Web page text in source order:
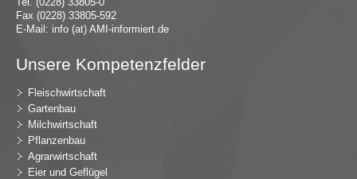
Fax (0228) 33805-592
E-Mail: info (at) AMI-informiert.de
Unsere Kompetenzfelder
Fleischwirtschaft
Gartenbau
Milchwirtschaft
Pflanzenbau
Agrarwirtschaft
Eier und Geflügel